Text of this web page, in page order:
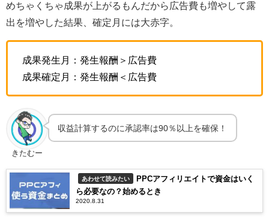
めちゃくちゃ成果が上がるもんだから広告費も増やして露
出を増やした結果、確定月には大赤字。
成果発生月：発生報酬＞広告費
成果確定月：発生報酬＜広告費
きたむー
収益計算するのに承認率は90％以上を確保！
あわせて読みたい
PPCアフィリエイトで資金はいく
ら必要なの？始めるとき
2020.8.31